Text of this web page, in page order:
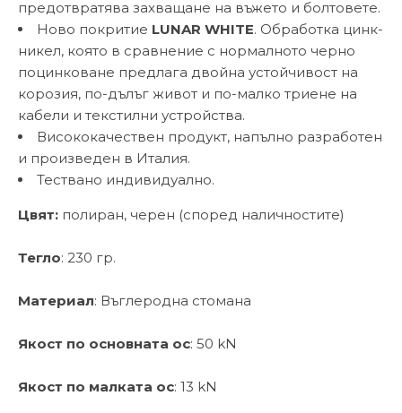
предотвратява захващане на въжето и болтовете.
Ново покритие LUNAR WHITE. Обработка цинк-
никел, която в сравнение с нормалното черно
поцинковане предлага двойна устойчивост на
корозия, по-дълъг живот и по-малко триене на
кабели и текстилни устройства.
Висококачествен продукт, напълно разработен
и произведен в Италия.
Тествано индивидуално.
Цвят: полиран, черен (според наличностите)
Тегло: 230 гр.
Материал: Въглеродна стомана
Якост по основната ос: 50 kN
Якост по малката ос: 13 kN